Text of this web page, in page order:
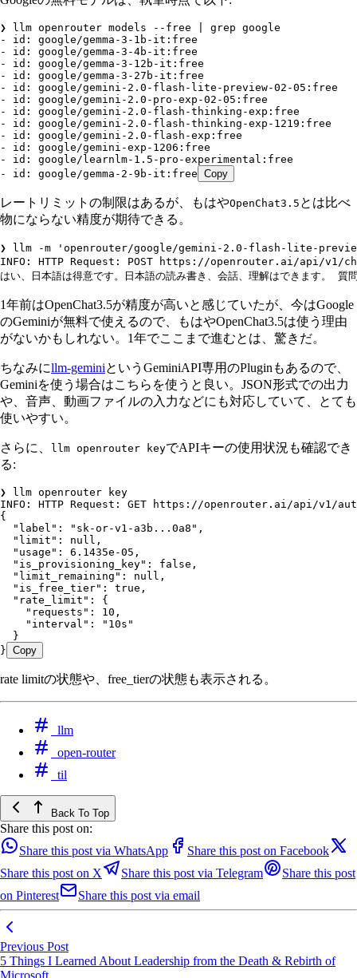
❯ llm openrouter models --free grep google
-
id:
google/gemma-3-1b-it:free
-
id:
google/gemma-3-4b-it:free
-
id:
google/gemma-3-12b-it:free
-
id:
google/gemma-3-27b-it:free
-
id:
google/gemini-2.0-flash-lite-preview-02-05:free
-
id:
google/gemini-2.0-pro-exp-02-05:free
-
id:
google/gemini-2.0-flash-thinking-exp:free
-
id:
google/gemini-2.0-flash-thinking-exp-1219:free
-
id:
google/gemini-2.0-flash-exp:free
-
id:
google/gemini-exp-1206:free
-
id:
google/learnlm-1.5-pro-experimental:free
-
id: google/gemma-2-9b-it:free Copy
レートリミットの制限はあるが、もはやOpenChat3.5 とは比べ
物にならない精度が期待できる。
❯ llm -m 'openrouter/google/gemini-2.0-flash-lite-
INFO:
HTTP Request: POST https://openrouter.ai/api/v1/
はい、日本語は得意です。日本語の読み書き、会話、理解はできます。
質
1年前はOpenChat3.5が精度が高いと感じていたが、今はGoogle
のGeminiが無料で使えるので、もはやOpenChat3.5は使う理由
がないかもしれない。1年でここまで進むとは、驚きだ。
ちなみにllm-geminiというGeminiAPI専用のPluginもあるので、
Geminiを使う場合はこちらを使うと良い。JSON形式での出力
や、音声、動画ファイルの入力などにも対応していて、とても
使いやすい。
さらに、 llm openrouter keyでAPIキーの使用状況も確認でき
る:
❯ llm openrouter key
INFO:
HTTP Request: GET https://openrouter.ai/api/v1/
{
  "label"
: "sk-or-v1-a3b...0a8" ,
  "limit"
:
null,
  "usage"
:
6.1435e-05,
  "is_provisioning_key"
: false ,
  "limit_remaining"
:
null,
  "is_free_tier"
: true ,
  "rate_limit"
:
{
    "requests"
:
10,
    "interval"
:
"10s"
  }
} Copy
rate limitの状態や、free_tierの状態も表示される。
llm
open-router
til
Back To Top
Share this post on:
Share this post via WhatsApp
Share this post on Facebook
Share this post on X
Share this post via Telegram
Share this post
on Pinterest
Share this post via email
Previous Post
5 Things I Learned About Leadership from the Death & Rebirth of